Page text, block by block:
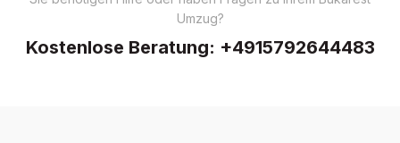
Umzug?
Kostenlose Beratung: +4915792644483